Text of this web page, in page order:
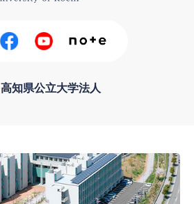
高知県公立大学法人